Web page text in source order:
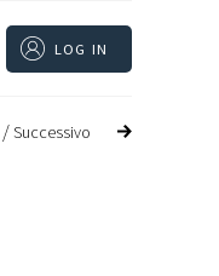
LOG IN
/Successivo